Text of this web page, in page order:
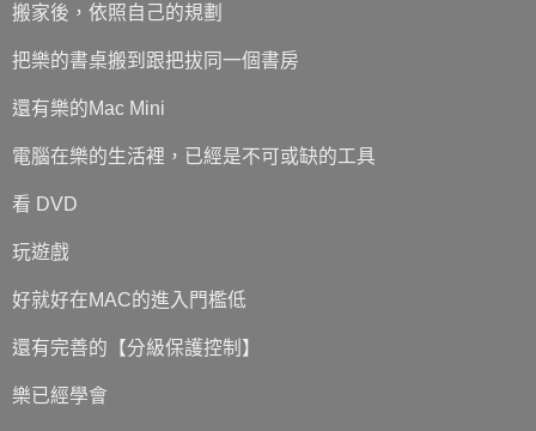
搬家後，依照自己的規劃
把樂的書桌搬到跟把拔同一個書房
還有樂的Mac Mini
電腦在樂的生活裡，已經是不可或缺的工具
看 DVD
玩遊戲
好就好在MAC的進入門檻低
還有完善的【分級保護控制】
樂已經學會